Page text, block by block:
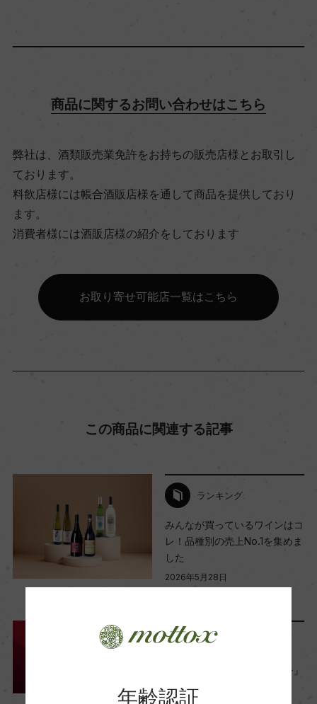
ビオ情報・認証機関
ビオロジック, Agriculture Biologique
有機JAS認証
コンクール入賞歴
海外ワイン専門誌評価歴
国内ワイン専門誌評価歴
Wine Spectator 得点
醗酵：コンクリートタンク 天然酵母使用
商品に関するお問い合わせはこちら
弊社は、酒類販売業免許をお持ちの販売店様とお取引し
ております。
料飲店様には帳合酒販店様を通して商品を提供しており
ます。
消費者様には酒販店様の紹介をしております
お取り寄せ可能店一覧はこちら
この商品に関連する記事
ランキング
みんなが買っているワインはコ
レ！品種別の売上No.1を集めま
した
2026年5月28日
ランキング
これは使える！『高級ワイン』
おすすめランキング TOP10
年齢認証